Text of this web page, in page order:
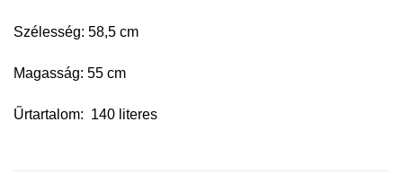
Szélesség: 58,5 cm
Magasság: 55 cm
Űrtartalom: 140 literes